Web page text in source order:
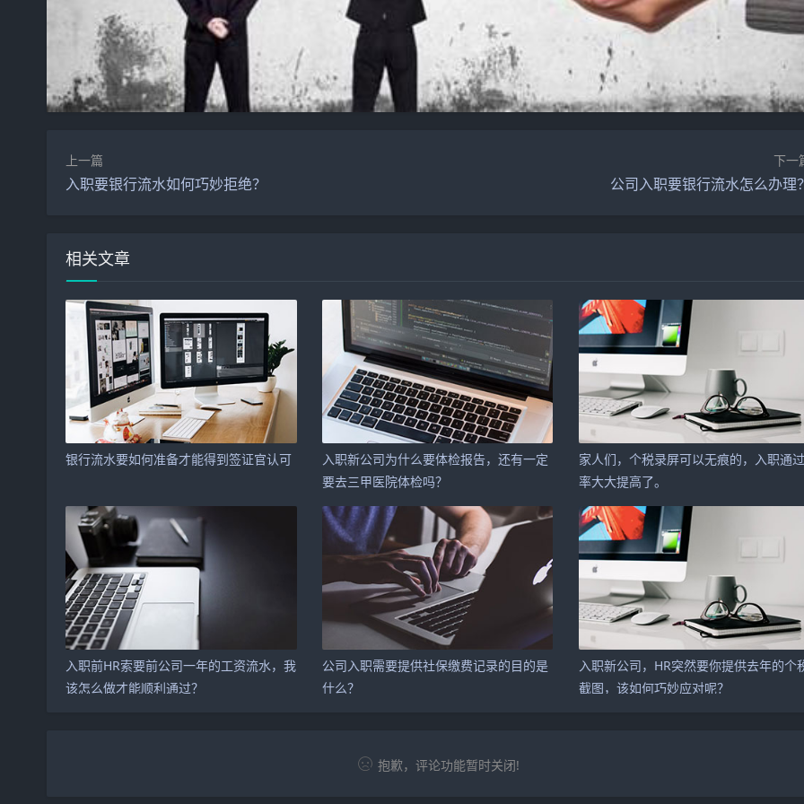
上一篇
入职要银行流水如何巧妙拒绝？
下一
公司入职要银行流水怎么办理
相关文章
银行流水要如何准备才能得到签证官认可
入职新公司为什么要体检报告，还有一定
要去三甲医院体检吗？
家人们，个税录屏可以无痕的，入职通过
率大大提高了。
入职前HR索要前公司一年的工资流水，我
该怎么做才能顺利通过？
公司入职需要提供社保缴费记录的目的是
什么？
入职新公司，HR突然要你提供去年的个
截图，该如何巧妙应对呢？
抱歉，评论功能暂时关闭!